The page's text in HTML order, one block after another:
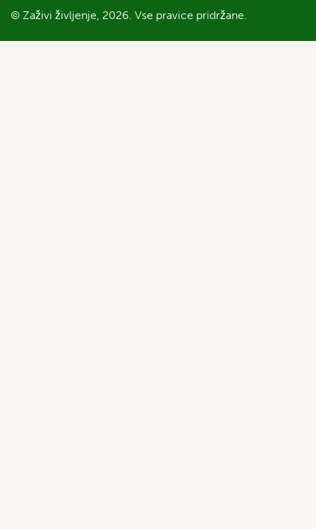
© Zaživi življenje, 2026. Vse pravice pridržane.